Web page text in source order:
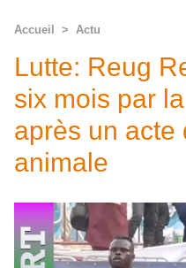
Accueil > Actu
Lutte: Reug
six mois par
après un acte
animale